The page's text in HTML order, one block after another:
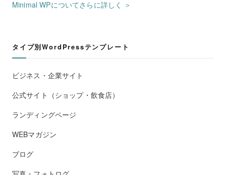
Minimal WPについてさらに詳しく ＞
タイプ別WordPressテンプレート
ビジネス・企業サイト
公式サイト（ショップ・飲食店）
ランディングページ
WEBマガジン
ブログ